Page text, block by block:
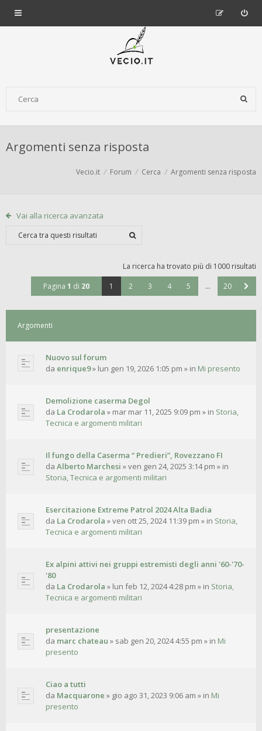
Argomenti senza risposta
Vecio.it Forum Cerca Argomenti senza risposta
Vai alla ricerca avanzata
La ricerca ha trovato più di 1000 risultati
Pagina 1 di 20 1 2 3 4 5 … 20
Argomenti
Nuovo sul forum
da enrique9» lun gen 19, 2026 1:05 pm » in Mi presento
Demolizione caserma Degol
da La Crodarola » mar mar 11, 2025 9:09 pm » in Storia,
Tecnica e argomenti militari
Il fungo della Caserma “ Predieri”, Rovezzano FI
da Alberto Marchesi »ven gen 24, 2025 3:14 pm » in
Storia, Tecnica e argomenti militari
Esercitazione Extreme Patrol 2024 Alta Badia
da La Crodarola »ven ott 25, 2024 11:39 pm » in Storia,
Tecnica e argomenti militari
Ex alpini attivi nei gruppi estremisti degli anni '60-'70-
'80
da La Crodarola » lun feb 12, 2024 4:28 pm » in Storia,
Tecnica e argomenti militari
presentazione
da marc chateau » sab gen 20, 2024 4:55 pm » in Mi
presento
Ciao a tutti
da Macquarone » gio ago 31, 2023 9:06 am » in Mi
presento